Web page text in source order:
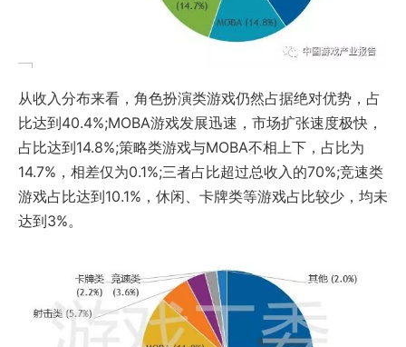
从收入分布来看，角色扮演类游戏仍然占据绝对优势，占
比达到40.4%;MOBA游戏发展迅速，市场扩张速度极快，
占比达到14.8%;策略类游戏与MOBA不相上下，占比为
14.7%，相差仅为0.1%;三者占比超过总收入的70%;竞速类
游戏占比达到10.1%，休闲、卡牌类等游戏占比较少，均未
达到3%。